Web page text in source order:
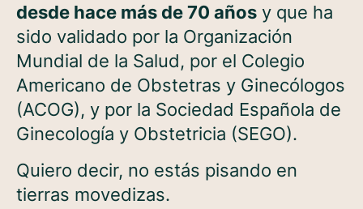
desde hace más de 70 años y que ha
sido validado por la Organización
Mundial de la Salud, por el Colegio
Americano de Obstetras y Ginecólogos
(ACOG), y por la Sociedad Española de
Ginecología y Obstetricia (SEGO).
Quiero decir, no estás pisando en
tierras movedizas.